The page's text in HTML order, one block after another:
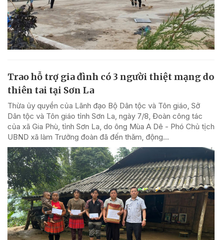
Trao hỗ trợ gia đình có 3 người thiệt mạng do
thiên tai tại Sơn La
Thừa ủy quyền của Lãnh đạo Bộ Dân tộc và Tôn giáo, Sở
Dân tộc và Tôn giáo tỉnh Sơn La, ngày 7/8, Đoàn công tác
của xã Gia Phù, tỉnh Sơn La, do ông Mùa A Dê - Phó Chủ tịch
UBND xã làm Trưởng đoàn đã đến thăm, động...